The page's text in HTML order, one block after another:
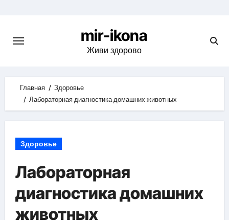
content
mir-ikona
Живи здорово
Главная
Здоровье
Лабораторная диагностика домашних животных
Здоровье
Лабораторная
диагностика домашних
животных